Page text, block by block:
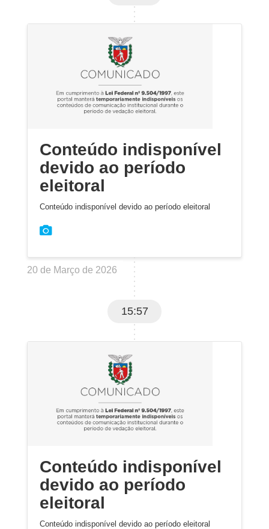
Conteúdo indisponível
devido ao período
eleitoral
Conteúdo indisponível devido ao período eleitoral
20 de Março de 2026
15:57
Conteúdo indisponível
devido ao período
eleitoral
Conteúdo indisponível devido ao período eleitoral